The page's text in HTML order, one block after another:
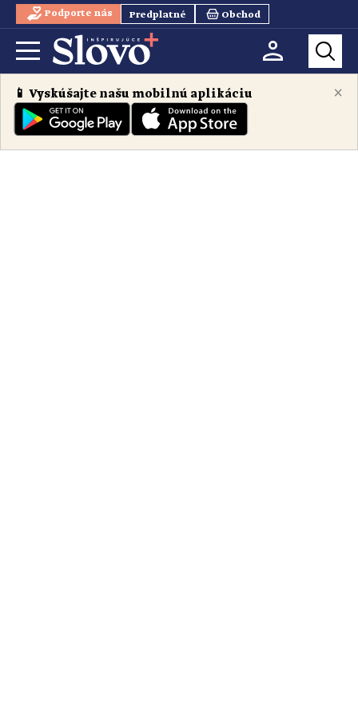
Podporte nás Predplatné Obchod
×
📱 Vyskúšajte našu mobilnú aplikáciu